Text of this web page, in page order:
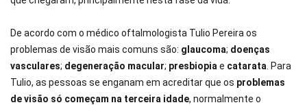
De acordo com o médico oftalmologista Tulio Pereira os
problemas de visão mais comuns são: glaucoma; doenças
vasculares; degeneração macular; presbiopia e catarata . Para
Tulio, as pessoas se enganam em acreditar que os problemas
de visão só começam na terceira idade, normalmente o